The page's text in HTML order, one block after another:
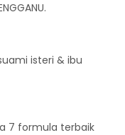
isteri & ibu
7 formula terbaik